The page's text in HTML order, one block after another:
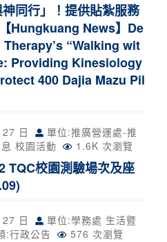
神同行」！提供貼紮服務
Hungkuang News】De
“Walking wit
Providing Kinesiology
400 Dajia Mazu Pil
日
單位:推廣營運處-推
校園活動 1.6K 次瀏覽
TQC校園測驗場次及座
日
單位:學務處 生活暨
:行政公告 576 次瀏覽